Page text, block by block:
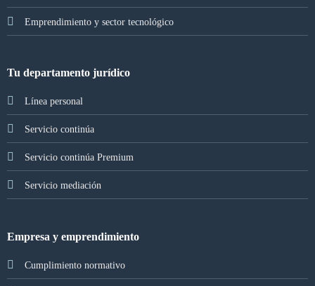
Emprendimiento y sector tecnológico
Tu departamento jurídico
Línea personal
Servicio continúa
Servicio continúa Premium
Servicio mediación
Empresa y emprendimiento
Cumplimiento normativo